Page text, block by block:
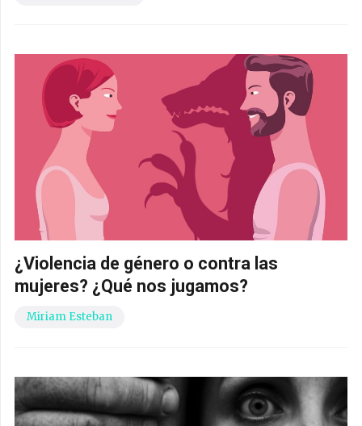
¿Violencia de género o contra las
mujeres? ¿Qué nos jugamos?
Miriam Esteban